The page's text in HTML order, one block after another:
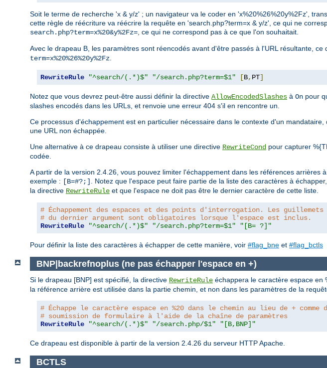
Soit le terme de recherche 'x & y/z' ; un navigateur va le coder en 'x%20%26%20y%2Fz',
cette règle de réécriture va réécrire la requête en 'search.php?term=x & y/z', ce qui ne
search.php?term=x%20&y%2Fz= , ce qui ne correspond pas à ce que l'on souhaitait.
Avec le drapeau B, les paramètres sont réencodés avant d'être passés à l'URL résultante,
term=x%20%26%20y%2Fz
RewriteRule "^search/(.*)$" "/search.php?term=$1" [B, PT]
Notez que vous devrez peut-être aussi définir la directive AllowEncodedSlashes à On pour
slashes encodés dans les URLs, et renvoie une erreur 404 s'il en rencontre un.
Ce processus d'échappement est en particulier nécessaire dans le contexte d'un
une URL non échappée.
Une alternative à ce drapeau consiste à utiliser une directive RewriteCond pour capturer
codée.
A partir de la version 2.4.26, vous pouvez limiter l'échappement dans les références arrières
exemple : [B=#?;]
. Notez que l'espace peut faire partie de la liste des caractères à
la directive RewriteRule et que l'espace ne doit pas être le dernier caractère de cette liste.
# Échappement des espaces et des points d'interrogation. Les guillemets
# du dernier argument sont obligatoires lorsque l'espace est inclus.
RewriteRule
"^search/(.*)$" "/search.php?term=$1" "[B= ?]"
Pour définir la liste des caractères à échapper de cette manière, voir #flag_bne et #flag_bctls
BNP|backrefnoplus (ne pas échapper l'espace en +)
Si le drapeau [BNP] est spécifié, la directive RewriteRule échappera le caractère espace en
la référence arrière est utilisée dans la partie chemin, et non dans les paramètres de la
# Échappe le caractère espace en %20 dans le chemin au lieu de + comme
# soumission de formulaire à l'aide de la chaîne de paramètres
RewriteRule
"^search/(.*)$" "/search.php/$1" "[B,BNP]"
Ce drapeau est disponible à partir de la version 2.4.26 du serveur HTTP Apache.
BCTLS